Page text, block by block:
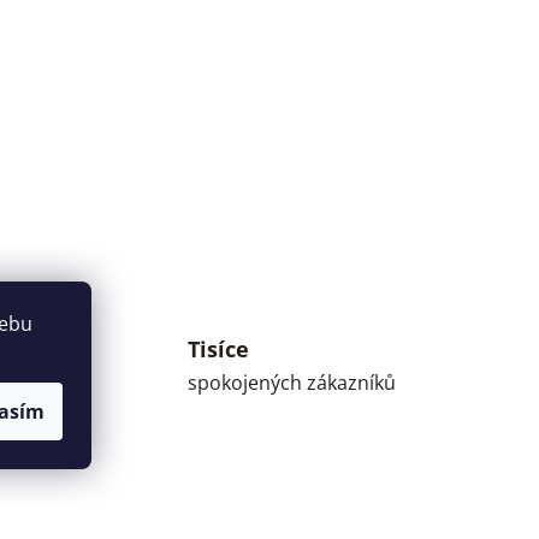
Tisíce
spokojených zákazníků